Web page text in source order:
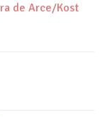
de Arce/Kost